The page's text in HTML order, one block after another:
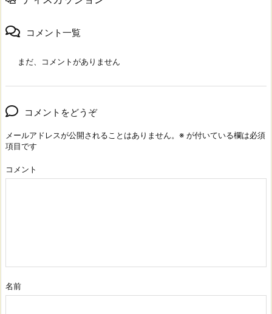
コメント一覧
まだ、コメントがありません
コメントをどうぞ
メールアドレスが公開されることはありません。 ※ が付いている欄は必須
項目です
コメント
名前